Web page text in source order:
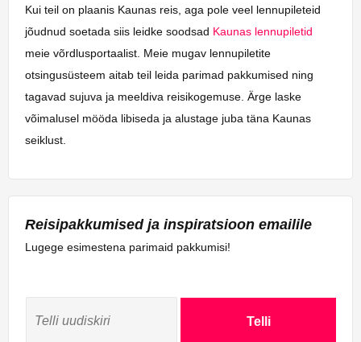
Kui teil on plaanis Kaunas reis, aga pole veel lennupileteid
jõudnud soetada siis leidke soodsad Kaunas lennupiletid
meie võrdlusportaalist. Meie mugav lennupiletite
otsingusüsteem aitab teil leida parimad pakkumised ning
tagavad sujuva ja meeldiva reisikogemuse. Ärge laske
võimalusel mööda libiseda ja alustage juba täna Kaunas
seiklust.
Reisipakkumised ja inspiratsioon emailile
Lugege esimestena parimaid pakkumisi!
Telli